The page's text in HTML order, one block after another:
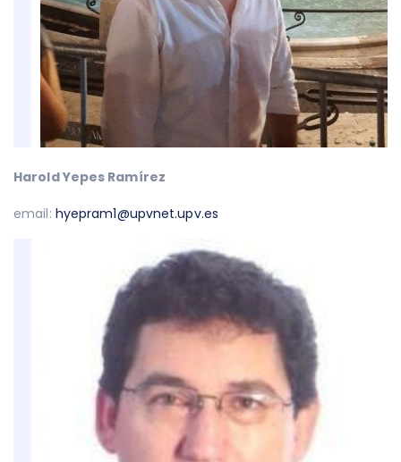
Harold Yepes Ramírez
email: hyepram1@upvnet.upv.es